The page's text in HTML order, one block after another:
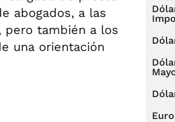
abogados, a las
pero también a los
una orientación
Euro